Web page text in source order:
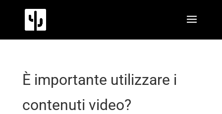
È importante utilizzare i
contenuti video?